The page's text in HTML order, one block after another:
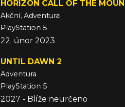
HORIZON CALL OF THE
Akční, Adventura
PlayStation 5
22. únor 2023
UNTIL DAWN 2
Adventura
PlayStation 5
2027 - Blíže neurčeno